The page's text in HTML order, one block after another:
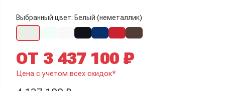
Выбранный цвет: Белый (неметаллик)
ОТ 3 437 100 ₽
Цена с учетом всех скидок*